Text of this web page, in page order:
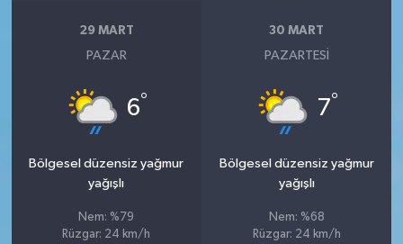
29 MART
PAZAR
6°
Bölgesel düzensiz yağmur
yağışlı
Nem: %79
Rüzgar: 24 km/h
30 MART
PAZARTESI
7°
Bölgesel düzensiz yağmur
yağışlı
Nem: %68
Rüzgar: 24 km/h